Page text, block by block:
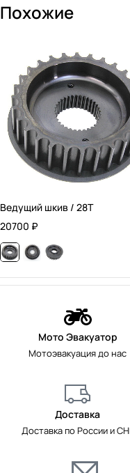
Похожие
Ведущий шкив / 28T
20700 ₽
Мото Эвакуатор
Мотоэвакуация до нас
Доставка
Доставка по России и